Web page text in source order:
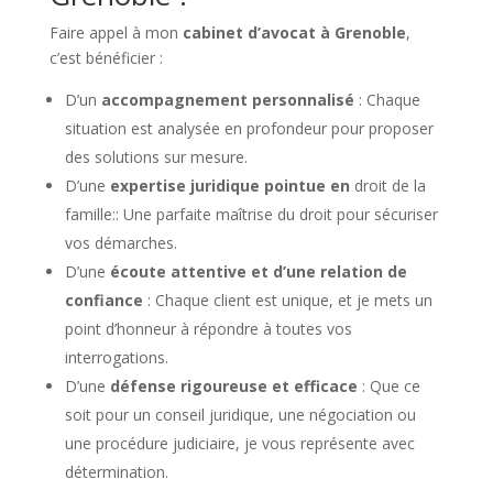
Faire appel à mon cabinet d’avocat à Grenoble,
c’est bénéficier :
D’un accompagnement personnalisé : Chaque
situation est analysée en profondeur pour proposer
des solutions sur mesure.
D’une expertise juridique pointue en droit de la
famille:: Une parfaite maîtrise du droit pour sécuriser
vos démarches.
D’une écoute attentive et d’une relation de
confiance : Chaque client est unique, et je mets un
point d’honneur à répondre à toutes vos
interrogations.
D’une défense rigoureuse et efficace : Que ce
soit pour un conseil juridique, une négociation ou
une procédure judiciaire, je vous représente avec
détermination.